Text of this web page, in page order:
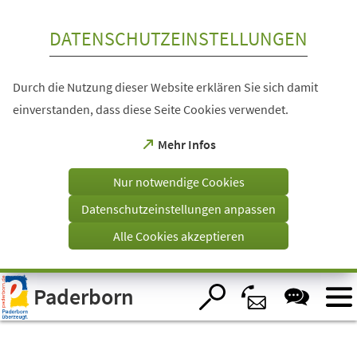
Visuelle
Assistenzsoftware
öffnen.
DATENSCHUTZEINSTELLUNGEN
Durch die Nutzung dieser Website erklären Sie sich damit
einverstanden, dass diese Seite Cookies verwendet.
Mehr Infos
(Öffnet
einem
Tab)
Nur notwendige Cookies
Datenschutzeinstellungen anpassen
Alle Cookies akzeptieren
Paderborn